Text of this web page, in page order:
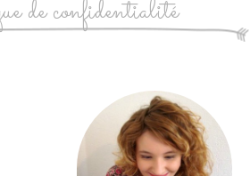
de confidentialité